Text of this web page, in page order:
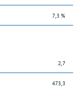
7,3 %
2,7
473,3